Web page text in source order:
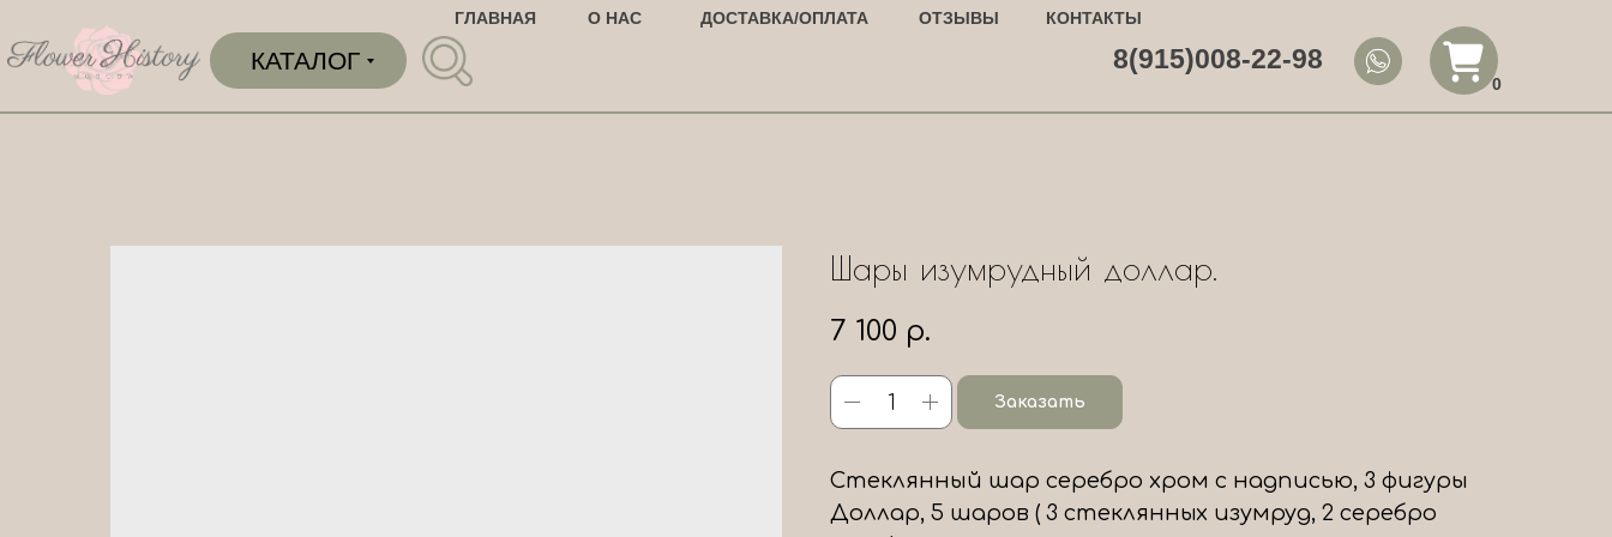
8(915)008-22-98
КАТАЛОГ
О НАС
ГЛАВНАЯ ДОСТАВКА/ОПЛАТА ОТЗЫВЫ КОНТАКТЫ
0
Шары изумрудный доллар.
7 100 р.
Заказать
Стеклянный шар серебро хром с надписью, 3 фигуры
Доллар, 5 шаров ( 3 стеклянных изумруд, 2 серебро